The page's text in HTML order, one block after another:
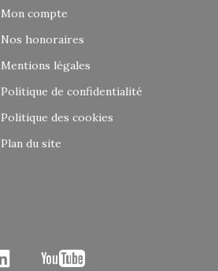
Mon compte
Nos honoraires
Mentions légales
Politique de confidentialité
Politique des cookies
Plan du site